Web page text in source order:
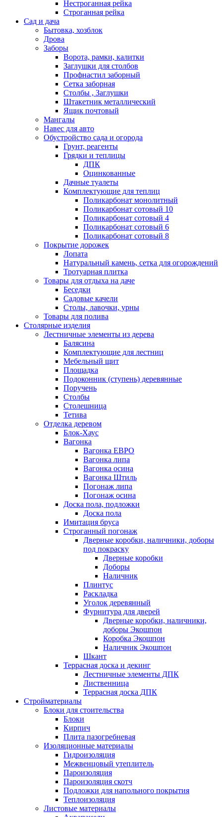
Нестроганная рейка
Строганная рейка
Сад и дача
Бытовка, хозблок
Дрова
Заборы
Ворота, рамки, калитки
Заглушки для столбов
Профнастил заборный
Сетка заборная
Столбы , Заглушки
Штакетник металлический
Ящик почтовый
Мангалы
Навес для авто
Обустройство сада и огорода
Грунт, реагенты
Грядки и теплицы
ДПК
Оцинкованные
Дачные туалеты
Комплектующие для теплиц
Поликарбонат монолитный
Поликарбонат сотовый 10
Поликарбонат сотовый 4
Поликарбонат сотовый 6
Поликарбонат сотовый 8
Покрытие дорожек
Лопата
Натуральный камень, сетка для огорождений
Тротуарная плитка
Товары для отдыха на даче
Беседки
Садовые качели
Столы, лавочки, урны
Товары для полива
Столярные изделия
Лестничные элементы из дерева
Балясина
Комплектующие для лестниц
Мебельный щит
Площадка
Подоконник (ступень) деревянные
Поручень
Столбы
Столешница
Тетива
Отделка деревом
Блок-Хаус
Вагонка
Вагонка ЕВРО
Вагонка липа
Вагонка осина
Вагонка Штиль
Погонаж липа
Погонаж осина
Доска пола, подложки
Доска пола
Имитация бруса
Строганный погонаж
Дверные коробки, наличники, доборы
под покраску
Дверные коробки
Доборы
Наличник
Плинтус
Раскладка
Уголок деревянный
Фурнитура для дверей
Дверные коробки, наличники,
доборы Экошпон
Коробка Экошпон
Наличник Экошпон
Шкант
Террасная доска и декинг
Лестничные элементы ДПК
Лиственница
Террасная доска ДПК
Стройматериалы
Блоки для стоительства
Блоки
Кирпич
Плита пазогребневая
Изоляционные материалы
Гидроизоляция
Межвенцовый утеплитель
Пароизоляция
Пароизоляция скотч
Подложки для напольного покрытия
Теплоизоляция
Листовые материалы